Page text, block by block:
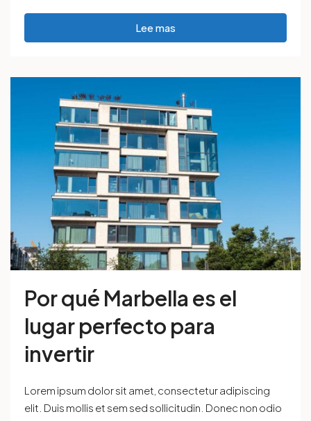
Lee mas
Por qué Marbella es el
lugar perfecto para
invertir
Lorem ipsum dolor sit amet, consectetur adipiscing
elit. Duis mollis et sem sed sollicitudin. Donec non odio